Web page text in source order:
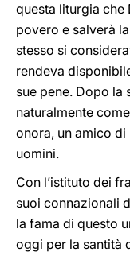
questa liturgia che
povero e salverà
stesso si
rendeva
sue pene. Dopo la
naturalmente
onora, un amico
uomini.
Con l’istituto dei
suoi connazionali
la fama di questo
oggi per la santità